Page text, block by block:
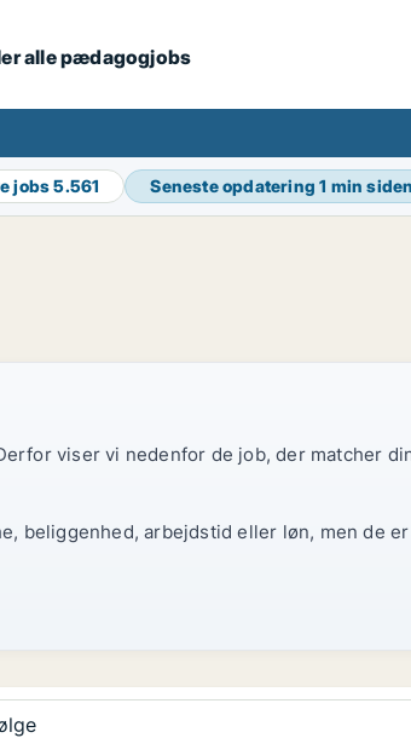
alle pædagogjobs
jobs5.561 Seneste opdatering1 min siden
viser vi nedenfor de job, der matcher
beliggenhed, arbejdstid eller løn, men de